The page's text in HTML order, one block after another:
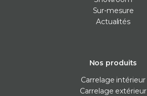
Sur-mesure
Actualités
Nos produits
Carrelage intérieur
Carrelage extérieur